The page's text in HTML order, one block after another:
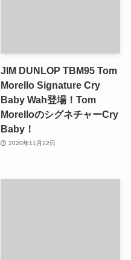
JIM DUNLOP TBM95 Tom
Morello Signature Cry
Baby Wah登場！Tom
MorelloのシグネチャーCry
Baby！
2020年11月22日